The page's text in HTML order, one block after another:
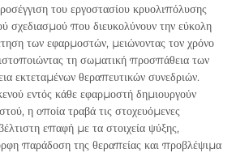
του εργοστασίου κρυολιπόλυσης
σχεδιασμού που διευκολύνουν την εύκολη
των εφαρμοστών, μειώνοντας τον χρόνο
τη σωματική προσπάθεια των
εκτεταμένων θεραπευτικών συνεδριών.
εντός κάθε εφαρμοστή δημιουργούν
η οποία τραβά τις στοχευόμενες
επαφή με τα στοιχεία ψύξης,
παράδοση της θεραπείας και προβλέψιμα